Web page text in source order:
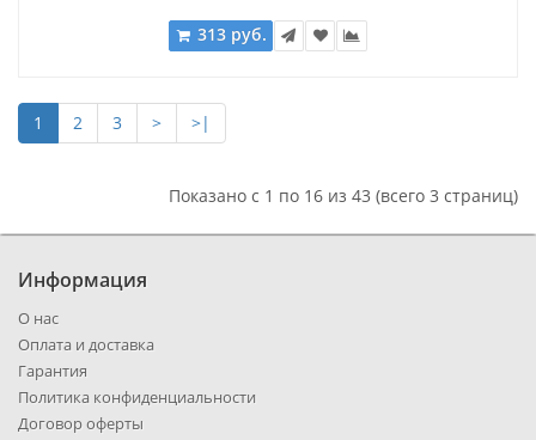
313 руб.
1 2 3 > >|
Показано с 1 по 16 из 43 (всего 3 страниц)
Информация
О нас
Оплата и доставка
Гарантия
Политика конфиденциальности
Договор оферты